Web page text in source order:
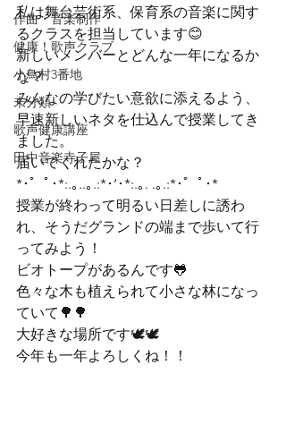
作曲・音楽制作
健康！歌声クラブ
小鳥村3番地
未分類
歌声健康講座
田中音楽寺子屋
私は舞台芸術系、保育系の音楽に関す
るクラスを担当しています😊
新しいメンバーとどんな一年になるか
な？
みんなの学びたい意欲に添えるよう、
早速新しいネタを仕込んで授業してき
ました。
届いてくれたかな？
*･゜ﾟ･*:.｡..｡.:*･’･*:.｡. .｡.:*･゜ﾟ･*
授業が終わって明るい日差しに誘わ
れ、そうだグランドの端まで歩いて行
ってみよう！
ビオトープがあるんです🐸
色々な木も植えられて小さな林になっ
ていて🌳🌳
大好きな場所です🕊🕊
今年も一年よろしくね！！